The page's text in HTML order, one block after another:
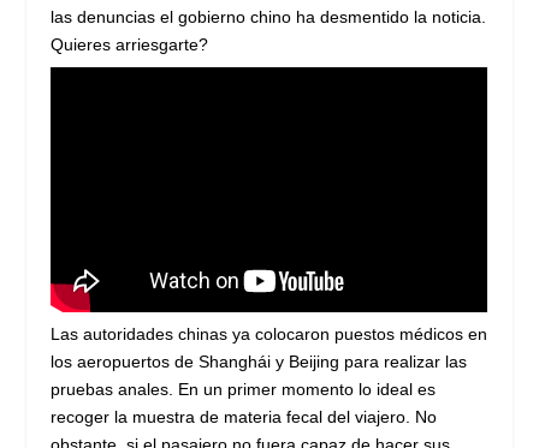
las denuncias el gobierno chino ha desmentido la noticia.
Quieres arriesgarte?
Las autoridades chinas ya colocaron puestos médicos en
los aeropuertos de Shanghái y Beijing para realizar las
pruebas anales. En un primer momento lo ideal es
recoger la muestra de materia fecal del viajero. No